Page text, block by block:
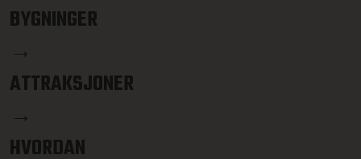
BYGNINGER
→
ATTRAKSJONER
→
HVORDAN